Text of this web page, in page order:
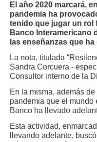
El año 2020 marcará,
pandemia ha
tenido que jugar un rol
Banco Interamericano
las enseñanzas que ha
La nota, titulada
Sandra Corcuera -
Consultor interno de la
En la misma, además
pandemia que el
Banco ha llevado
Esta actividad,
llevando adelante,